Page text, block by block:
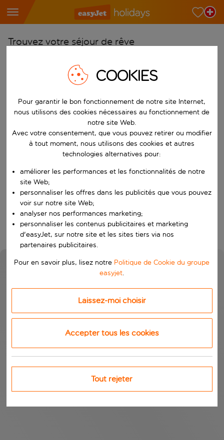
Trouvez votre séjour de rêve
Choisissez votre aéroport
Choisissez votre destination
Vers
Choisissez vos dates
Quand
Rechercher
COOKIES
Pour garantir le bon fonctionnement de notre site Internet,
nous utilisons des cookies nécessaires au fonctionnement de
notre site Web.
Avec votre consentement, que vous pouvez retirer ou modifier
à tout moment, nous utilisons des cookies et autres
technologies alternatives pour:
améliorer les performances et les fonctionnalités de notre
site Web;
personnaliser les offres dans les publicités que vous pouvez
voir sur notre site Web;
analyser nos performances marketing;
personnaliser les contenus publicitaires et marketing
d'easyJet, sur notre site et les sites tiers via nos
partenaires publicitaires.
Pour en savoir plus, lisez notre Politique de Cookie du groupe
easyjet.
Laissez-moi choisir
Accepter tous les cookies
Tout rejeter